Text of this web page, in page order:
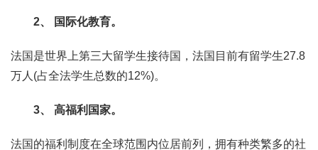
2、 国际化教育。
法国是世界上第三大留学生接待国，法国目前有留学生27.8
万人(占全法学生总数的12%)。
3、 高福利国家。
法国的福利制度在全球范围内位居前列，拥有种类繁多的社